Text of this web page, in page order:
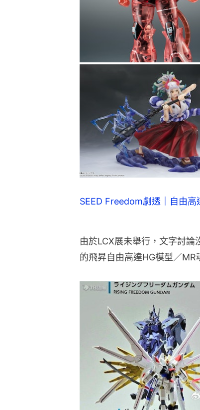
SEED Freedom劇透｜自由
由於LCX展未舉行，文字討
的飛昇自由高達HG模型／MR